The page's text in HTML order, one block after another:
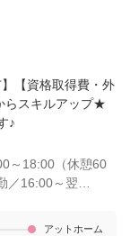
【資格取得費・外
らスキルアップ★
♪
～18:00（休憩60
／16:00～翌
アットホーム